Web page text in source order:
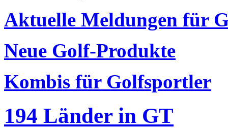
Aktuelle Meldungen für
Neue Golf-Produkte
Kombis für Golfsportler
194 Länder in GT